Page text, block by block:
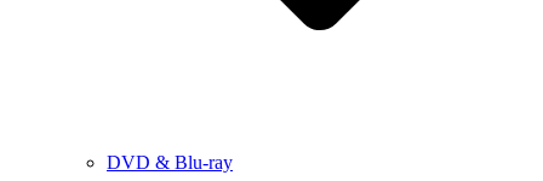
DVD & Blu-ray